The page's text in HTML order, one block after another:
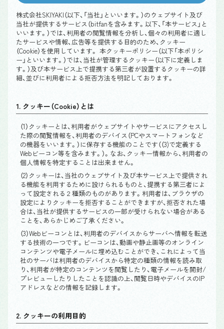
株式会社SKIYAKI（以下、「当社」といいます。）のウェブサイト及び
当社が提供するサービス（bitfanを含みます。以下、「本サービス」と
いいます。）では、利用者の閲覧情報を分析し、個々の利用者に適し
たサービスや情報、広告等を提供する目的のため、クッキー
（Cookie）を使用しています。 本クッキーポリシー（以下「本ポリシ
ー」といいます。）では、当社が管理するクッキー（以下に定義しま
す。）及び本サービス上で提携する第三者が設置するクッキーの詳
細、並びに利用者による拒否方法を明記しております。
1. クッキー（Cookie）とは
（1）クッキーとは、利用者がウェブサイトやサービスにアクセスし
た際の閲覧情報を、利用者のデバイス（PCやスマートフォンなど
の機器をいいます。）に保存する機能のことです（（3)で定義する
Webビーコン等を含みます。）。なお、クッキー情報から、利用者の
個人情報を特定することは出来ません。
（2）クッキーは、当社のウェブサイト及び本サービス上で提供され
る機能を利用するために設けられるものと、提携する第三者によ
って設定される２種類のものがあります。利用者は、ブラウザの
設定によりクッキーを拒否することができますが、拒否された場
合は、当社が提供するサービスの一部が受けられない場合がある
ことを、あらかじめご了承ください。
（3）Webビーコンとは、利用者のデバイスからサーバへ情報を転送
する技術の一つです。ビーコンは、動画や静止画等のオンライン
コンテンツや電子メールに埋め込むことができ、これによって当
社のサーバは利用者のデバイスから特定の種類の情報を読み取
り、利用者が特定のコンテンツを閲覧したり、電子メールを開封/
プレビューしたりしたことを認識の上、閲覧日時やデバイスのIP
アドレスなどの情報を記録します。
2. クッキーの利用目的